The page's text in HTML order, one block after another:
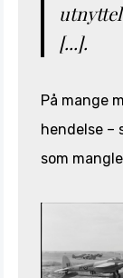
[...].
På mange
hendelse –
som